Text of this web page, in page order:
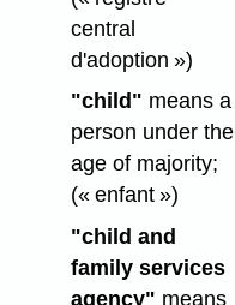
central
d'adoption »)
"child" means a
person under the
age of majority;
(« enfant »)
"child and
family services
agency" means